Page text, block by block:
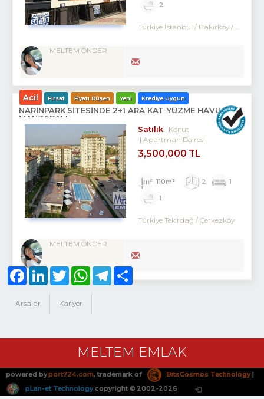
2
Türkiye İstanbul / Bakırköy/ Kartaltepe
MELTEM ÖNDER
Acil Fırsat Fiyatı Düşen Yeni Krediye Uygun
NARİNPARK SİTESİNDE 2+1 ARA KAT YÜZME HAVUZ
MANZARALI
Satılık
Konut
Apartman Dairesi
3,500,000 TL
110m² 2
1
1
Türkiye Tekirdağ / Çerkezköy
MELTEM ÖNDER
Arsalar Kariyer
FacebookLinkedInTwitter WhatsAppTelegram
MELTEM EMLAK
powered byport724.com, trademark of BitsCosmos Technology|
pLan-et Technologycopyright © 2002-2026